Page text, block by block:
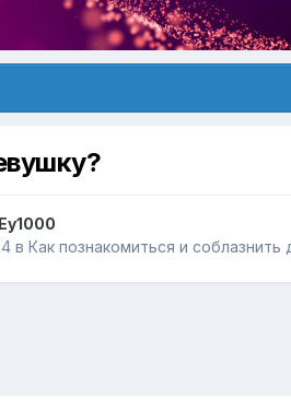
в Как познакомиться и соблазнить